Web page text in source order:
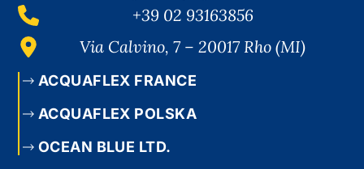
+39 02 93163856
Via Calvino, 7 – 20017 Rho (MI)
ACQUAFLEX FRANCE
ACQUAFLEX POLSKA
OCEAN BLUE LTD.